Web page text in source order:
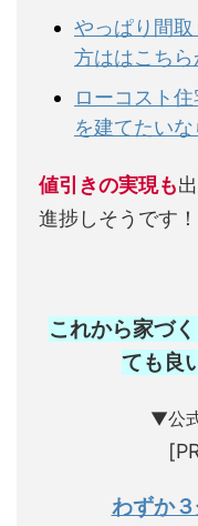
やっぱり間
方ははこちら
ローコスト
を建てたいな
値引きの実現も
進捗しそうです！
これから家づ
ても良
▼公
わずか